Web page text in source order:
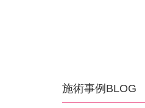
施術事例BLOG